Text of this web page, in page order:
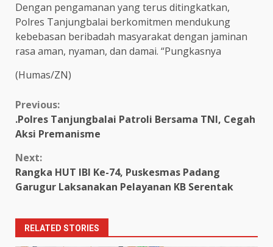
Dengan pengamanan yang terus ditingkatkan,
Polres Tanjungbalai berkomitmen mendukung
kebebasan beribadah masyarakat dengan jaminan
rasa aman, nyaman, dan damai. “Pungkasnya
(Humas/ZN)
Continue
Reading
Previous:
.Polres Tanjungbalai Patroli Bersama TNI, Cegah
Aksi Premanisme
Next:
Rangka HUT IBI Ke-74, Puskesmas Padang
Garugur Laksanakan Pelayanan KB Serentak
RELATED STORIES